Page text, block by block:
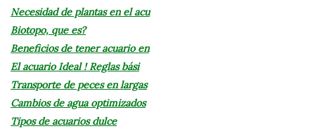
Necesidad de plantas en el acu
Biotopo, que es?
Beneficios de tener acuario en
El acuario Ideal ! Reglas bási
Transporte de peces en largas
Cambios de agua optimizados
Tipos de acuarios dulce